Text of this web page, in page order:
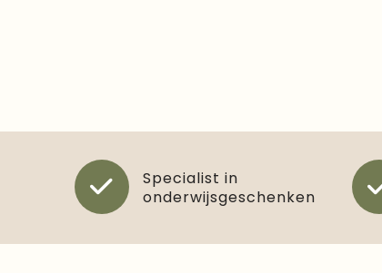
Specialist in
onderwijsgeschenken